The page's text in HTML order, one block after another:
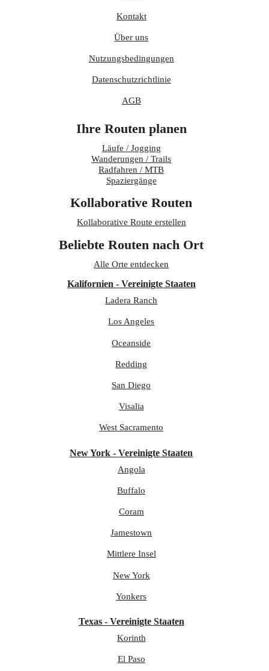
Kontakt
Über uns
Nutzungsbedingungen
Datenschutzrichtlinie
AGB
Ihre Routen planen
Läufe / Jogging
Wanderungen / Trails
Radfahren / MTB
Spaziergänge
Kollaborative Routen
Kollaborative Route erstellen
Beliebte Routen nach Ort
Alle Orte entdecken
Kalifornien - Vereinigte Staaten
Ladera Ranch
Los Angeles
Oceanside
Redding
San Diego
Visalia
West Sacramento
New York - Vereinigte Staaten
Angola
Buffalo
Coram
Jamestown
Mittlere Insel
New York
Yonkers
Texas - Vereinigte Staaten
Korinth
El Paso